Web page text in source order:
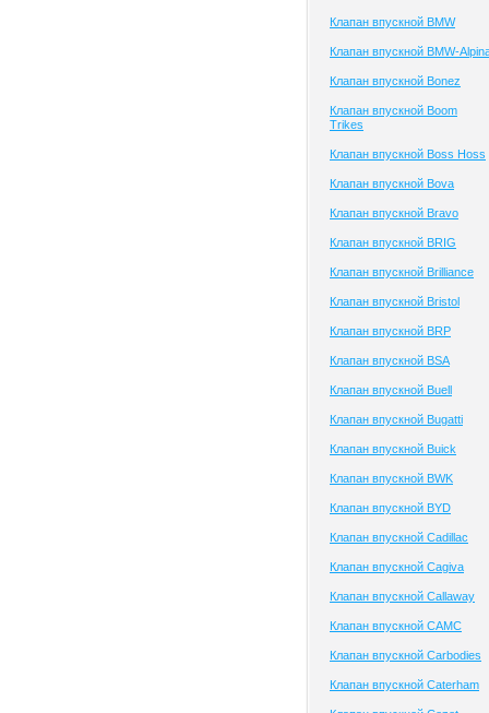
Клапан впускной BMW
Клапан впускной BMW-
Клапан впускной Bonez
Клапан впускной Boom
Trikes
Клапан впускной Boss Hoss
Клапан впускной Bova
Клапан впускной Bravo
Клапан впускной BRIG
Клапан впускной Brilliance
Клапан впускной Bristol
Клапан впускной BRP
Клапан впускной BSA
Клапан впускной Buell
Клапан впускной Bugatti
Клапан впускной Buick
Клапан впускной BWK
Клапан впускной BYD
Клапан впускной Cadillac
Клапан впускной Cagiva
Клапан впускной Callaway
Клапан впускной CAMC
Клапан впускной Carbodies
Клапан впускной Caterham